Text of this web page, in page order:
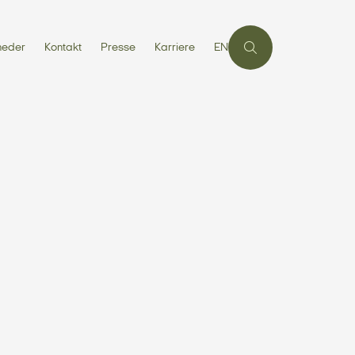
Kontakt Presse Karriere EN